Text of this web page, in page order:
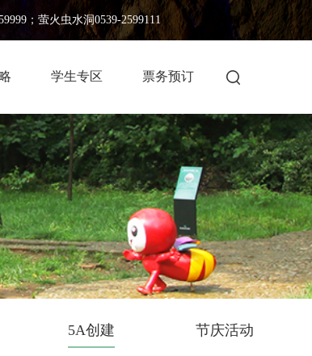
；萤火虫水洞0539-2599111
学生专区 票务预订
5A创建 节庆活动